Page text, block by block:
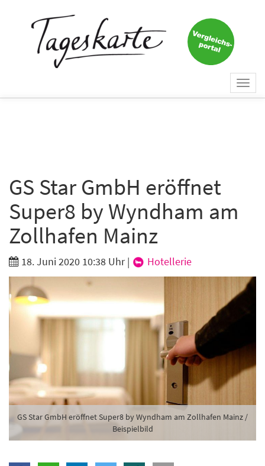
GS Star GmbH eröffnet
Super8 by Wyndham am
Zollhafen Mainz
18. Juni 2020 10:38 Uhr| Hotellerie
GS Star GmbH eröffnet Super8 by Wyndham am Zollhafen Mainz /
Beispielbild
Keine Nachricht mehr
verpassen!
E-Mail*
Branche
Ich möchte folgende Newsletter erhalten
Tageskarte-Newsletter (gegen 8.30 Uhr)
Ich habe dieDatenschutzerklärungzur Kenntnis
genommen.
Anmelden Danke, heute nicht